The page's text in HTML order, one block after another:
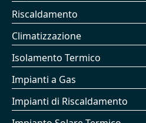
Riscaldamento
Climatizzazione
Isolamento Termico
Impianti a Gas
Impianti di Riscaldamento